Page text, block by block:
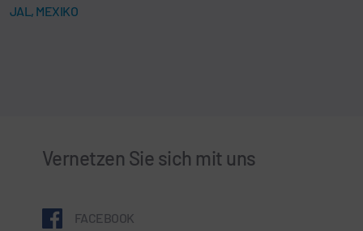
JAL, MEXIKO
Vernetzen Sie sich mit uns
FACEBOOK